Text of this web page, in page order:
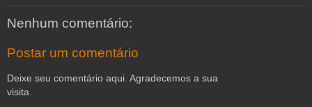
Nenhum comentário:
Postar um comentário
Deixe seu comentário aqui. Agradecemos a sua
visita.